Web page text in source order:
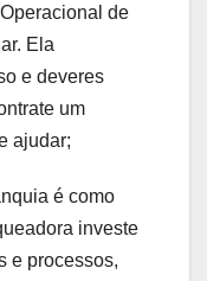
de
Ela
e deveres
um
ajudar;
é como
investe
e processos,